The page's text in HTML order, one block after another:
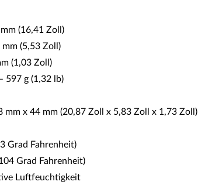
(16,41 Zoll)
(5,53 Zoll)
(1,03 Zoll)
597 g (1,32 lb)
mm x 44 mm (20,87 Zoll x 5,83 Zoll x 1,73 Zoll)
Grad Fahrenheit)
Grad Fahrenheit)
Luftfeuchtigkeit